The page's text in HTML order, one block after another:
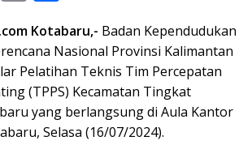
in
t ar
e
Kotabaru,- Badan Kependudukan
Nasional Provinsi Kalimantan
Pelatihan Teknis Tim Percepatan
(TPPS) Kecamatan Tingkat
yang berlangsung di Aula Kantor
Selasa (16/07/2024).